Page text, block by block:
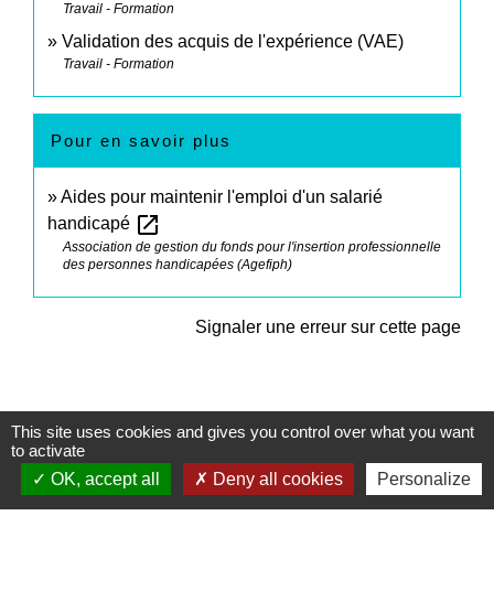
Travail - Formation
Validation des acquis de l'expérience (VAE)
Travail - Formation
Pour en savoir plus
Aides pour maintenir l'emploi d'un salarié
handicapé open_in_new
Association de gestion du fonds pour l'insertion professionnelle
des personnes handicapées (Agefiph)
Signaler une erreur sur cette page
Contacts
This site uses cookies and gives you control over what you want
to activate
OK, accept all
Deny all cookies Personalize